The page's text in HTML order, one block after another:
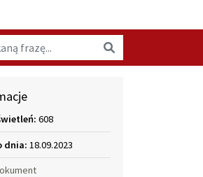
608
dnia: 18.09.2023